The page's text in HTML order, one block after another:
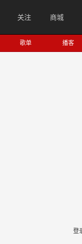
关注 商城
歌单 播客